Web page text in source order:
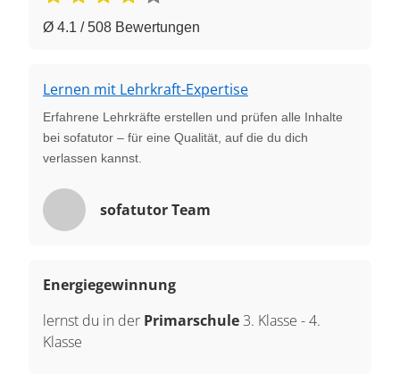
Ø 4.1 / 508 Bewertungen
Lernen mit Lehrkraft-Expertise
Erfahrene Lehrkräfte erstellen und prüfen alle Inhalte
bei sofatutor – für eine Qualität, auf die du dich
verlassen kannst.
sofatutor Team
Energiegewinnung
lernst du in der Primarschule 3. Klasse -4.
Klasse